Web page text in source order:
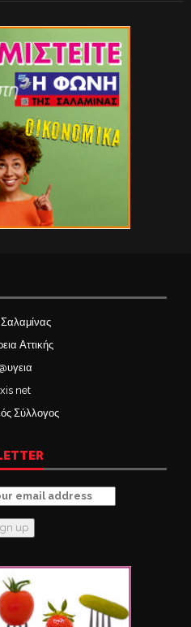
Αττικής
net
Σύλλογος